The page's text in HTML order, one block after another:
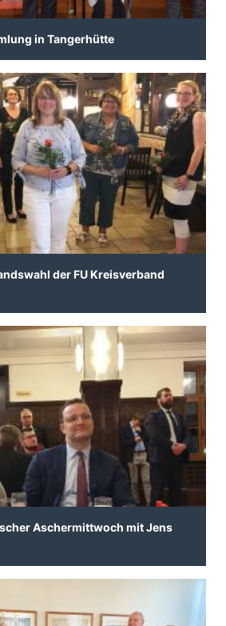
in Tangerhütte
der FU Kreisverband
Aschermittwoch mit Jens